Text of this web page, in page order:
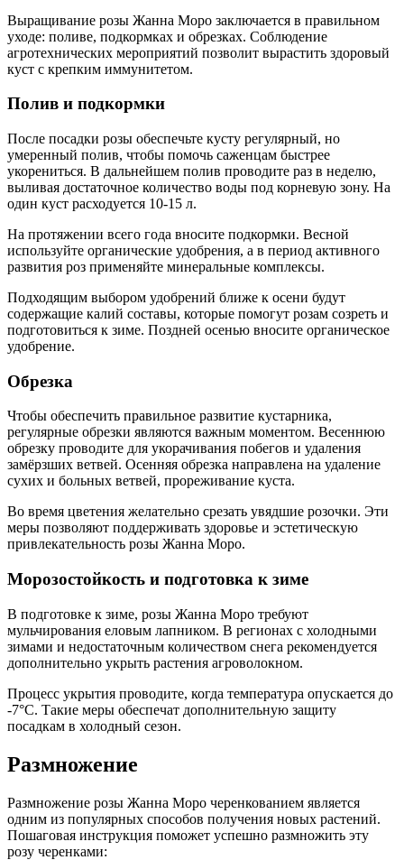
Выращивание розы Жанна Моро заключается в правильном
уходе: поливе, подкормках и обрезках. Соблюдение
агротехнических мероприятий позволит вырастить здоровый
куст с крепким иммунитетом.
Полив и подкормки
После посадки розы обеспечьте кусту регулярный, но
умеренный полив, чтобы помочь саженцам быстрее
укорениться. В дальнейшем полив проводите раз в неделю,
выливая достаточное количество воды под корневую зону. На
один куст расходуется 10-15 л.
На протяжении всего года вносите подкормки. Весной
используйте органические удобрения, а в период активного
развития роз применяйте минеральные комплексы.
Подходящим выбором удобрений ближе к осени будут
содержащие калий составы, которые помогут розам созреть и
подготовиться к зиме. Поздней осенью вносите органическое
удобрение.
Обрезка
Чтобы обеспечить правильное развитие кустарника,
регулярные обрезки являются важным моментом. Весеннюю
обрезку проводите для укорачивания побегов и удаления
замёрзших ветвей. Осенняя обрезка направлена на удаление
сухих и больных ветвей, прореживание куста.
Во время цветения желательно срезать увядшие розочки. Эти
меры позволяют поддерживать здоровье и эстетическую
привлекательность розы Жанна Моро.
Морозостойкость и подготовка к зиме
В подготовке к зиме, розы Жанна Моро требуют
мульчирования еловым лапником. В регионах с холодными
зимами и недостаточным количеством снега рекомендуется
дополнительно укрыть растения агроволокном.
Процесс укрытия проводите, когда температура опускается до
-7°C. Такие меры обеспечат дополнительную защиту
посадкам в холодный сезон.
Размножение
Размножение розы Жанна Моро черенкованием является
одним из популярных способов получения новых растений.
Пошаговая инструкция поможет успешно размножить эту
розу черенками: